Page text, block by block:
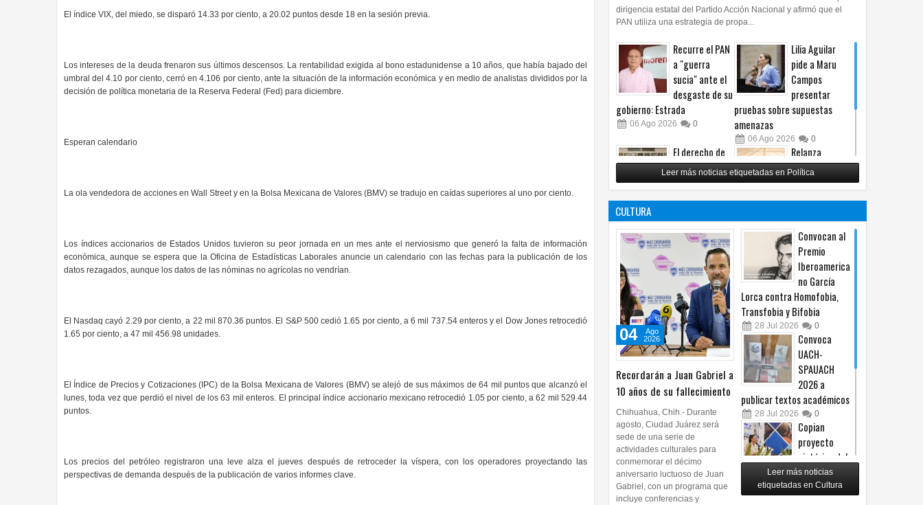
El índice VIX, del miedo, se disparó 14.33 por ciento, a 20.02 puntos desde 18 en la sesión previa.
Los intereses de la deuda frenaron sus últimos descensos. La rentabilidad exigida al bono estadunidense a 10 años, que había bajado del
umbral del 4.10 por ciento, cerró en 4.106 por ciento, ante la situación de la información económica y en medio de analistas divididos por la
decisión de política monetaria de la Reserva Federal (Fed) para diciembre.
Esperan calendario
La ola vendedora de acciones en Wall Street y en la Bolsa Mexicana de Valores (BMV) se tradujo en caídas superiores al uno por ciento.
Los índices accionarios de Estados Unidos tuvieron su peor jornada en un mes ante el nerviosismo que generó la falta de información
económica, aunque se espera que la Oficina de Estadísticas Laborales anuncie un calendario con las fechas para la publicación de los
datos rezagados, aunque los datos de las nóminas no agrícolas no vendrían.
El Nasdaq cayó 2.29 por ciento, a 22 mil 870.36 puntos. El S&P 500 cedió 1.65 por ciento, a 6 mil 737.54 enteros y el Dow Jones retrocedió
1.65 por ciento, a 47 mil 456.98 unidades.
El Índice de Precios y Cotizaciones (IPC) de la Bolsa Mexicana de Valores (BMV) se alejó de sus máximos de 64 mil puntos que alcanzó el
lunes, toda vez que perdió el nivel de los 63 mil enteros. El principal índice accionario mexicano retrocedió 1.05 por ciento, a 62 mil 529.44
puntos.
Los precios del petróleo registraron una leve alza el jueves después de retroceder la víspera, con los operadores proyectando las
perspectivas de demanda después de la publicación de varios informes clave.
dirigencia estatal del Partido Acción Nacional y afirmó que el
PAN utiliza una estrategia de propa...
Recurre el PAN
a "guerra
sucia" ante el
desgaste de su
gobierno: Estrada
06 Ago 2026 0
Lilia Aguilar
pide a Maru
Campos
presentar
pruebas sobre supuestas
amenazas
06 Ago 2026 0
El derecho de
las audiencias
no es censura,
es un principio
constitucional: González
05Ago 2026 0
Relanza
Villalobos
programa de
afiliación del
05Ago 2026
Leer más noticias etiquetadas en Política
CULTURA
Recordarán a Juan Gabriel a
10 años de su fallecimiento
04
Ago
2026
Chihuahua, Chih.- Durante
agosto, Ciudad Juárez será
sede de una serie de
actividades culturales para
conmemorar el décimo
aniversario luctuoso de Juan
Gabriel, con un programa que
incluye conferencias y
Convocan al
Premio
Iberoamerica
no García
Lorca contra Homofobia,
Transfobia y Bifobia
28 Jul 2026 0
Convoca
UACH-
SPAUACH
2026 a
publicar textos académicos
28 Jul 2026 0
Copian
proyecto
pictórico del
exalcalde
Juan Blanco
Leer más noticias
etiquetadas en Cultura